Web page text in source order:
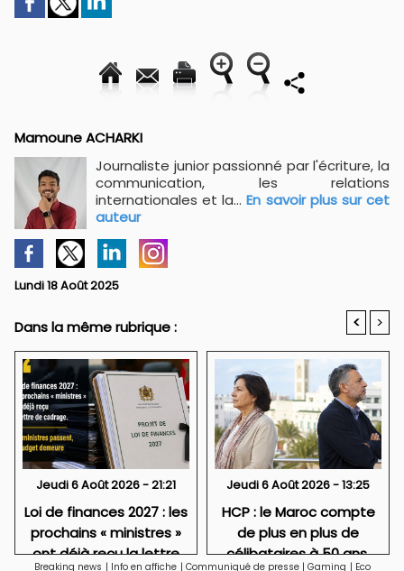
Mamoune ACHARKI
Journaliste junior passionné par l'écriture, la
communication, les relations
internationales et la...En savoir plus sur cet
auteur
Lundi 18 Août 2025
Dans la même rubrique : < >
Jeudi 6 Août 2026 - 21:21
Loi de finances 2027 : les
prochains « ministres »
ont déjà reçu la lettre
Jeudi 6 Août 2026 - 13:25
HCP : le Maroc compte
de plus en plus de
célibataires à 50 ans,
Breaking news | Info en affiche | Communiqué de presse | Gaming | Eco